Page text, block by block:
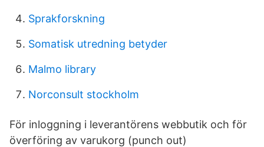
Sprakforskning
Somatisk utredning betyder
Malmo library
Norconsult stockholm
För inloggning i leverantörens webbutik och för
överföring av varukorg (punch out)